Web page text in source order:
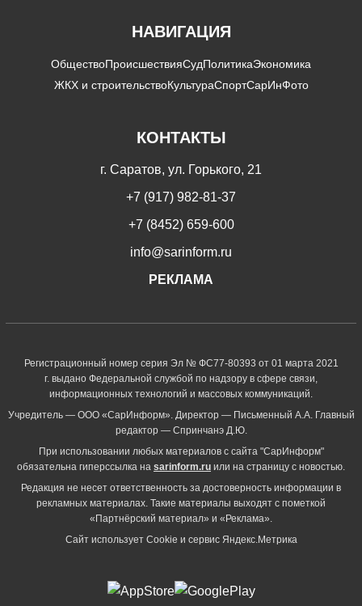
НАВИГАЦИЯ
ОбществоПроисшествияСудПолитикаЭкономика
ЖКХ и строительствоКультураСпортСарИнФото
КОНТАКТЫ
г. Саратов, ул. Горького, 21
+7 (917) 982-81-37
+7 (8452) 659-600
info@sarinform.ru
РЕКЛАМА
Регистрационный номер серия Эл № ФС77-80393 от 01 марта 2021
г. выдано Федеральной службой по надзору в сфере связи,
информационных технологий и массовых коммуникаций.
Учредитель — ООО «СарИнформ». Директор — Письменный А.А. Главный
редактор — Спринчанэ Д.Ю.
При использовании любых материалов с сайта "СарИнформ"
обязательна гиперссылка на sarinform.ru или на страницу с новостью.
Редакция не несет ответственность за достоверность информации в
рекламных материалах. Такие материалы выходят с пометкой
«Партнёрский материал» и «Реклама».
Сайт использует Cookie и сервиc Яндекс.Метрика